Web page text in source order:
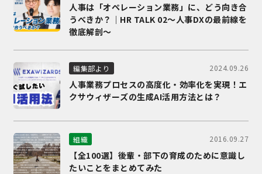
人事は「オペレーション業務」に、どう向き合
うべきか？｜HR TALK 02～人事DXの最前線を
徹底解剖～
編集部より 2024.09.26
人事業務プロセスの高度化・効率化を実現！エ
クサウィザーズの生成AI活用方法とは？
組織 2016.09.27
【全100選】後輩・部下の育成のために意識し
たいことをまとめてみた